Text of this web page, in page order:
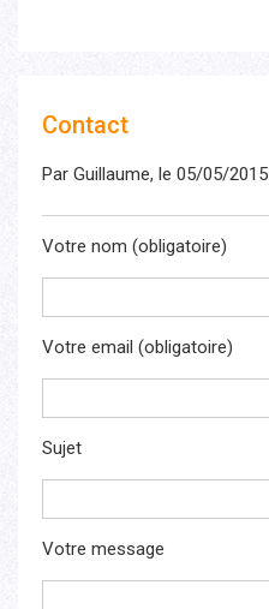
Contact
Par Guillaume, le 05/05/2015
Votre nom (obligatoire)
Votre email (obligatoire)
Sujet
Votre message